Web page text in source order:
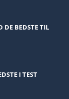
DE BEDSTE TIL
I TEST